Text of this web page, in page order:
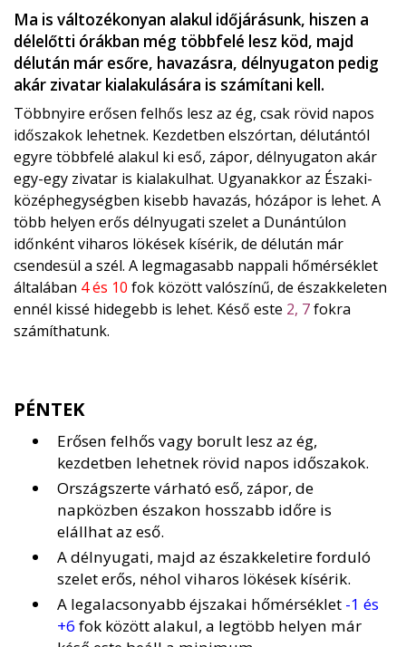
Ma is változékonyan alakul időjárásunk, hiszen a
délelőtti órákban még többfelé lesz köd, majd
délután már esőre, havazásra, délnyugaton pedig
akár zivatar kialakulására is számítani kell.
Többnyire erősen felhős lesz az ég, csak rövid napos
időszakok lehetnek. Kezdetben elszórtan, délutántól
egyre többfelé alakul ki eső, zápor, délnyugaton akár
egy-egy zivatar is kialakulhat. Ugyanakkor az Északi-
középhegységben kisebb havazás, hózápor is lehet. A
több helyen erős délnyugati szelet a Dunántúlon
időnként viharos lökések kísérik, de délután már
csendesül a szél. A legmagasabb nappali hőmérséklet
általában 4 és 10 fok között valószínű, de északkeleten
ennél kissé hidegebb is lehet. Késő este 2, 7fokra
számíthatunk.
PÉNTEK
Erősen felhős vagy borult lesz az ég,
kezdetben lehetnek rövid napos időszakok.
Országszerte várható eső, zápor, de
napközben északon hosszabb időre is
elállhat az eső.
A délnyugati, majd az északkeletire forduló
szelet erős, néhol viharos lökések kísérik.
A legalacsonyabb éjszakai hőmérséklet -1 és
+6 fok között alakul, a legtöbb helyen már